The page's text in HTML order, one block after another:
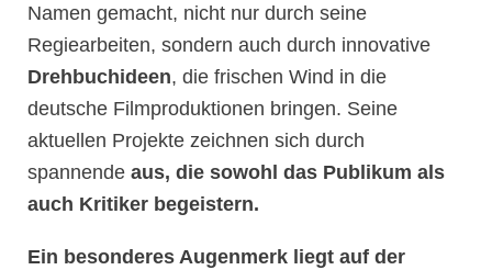
Namen gemacht, nicht nur durch seine
Regiearbeiten, sondern auch durch innovative
Drehbuchideen, die frischen Wind in die
deutsche Filmproduktionen bringen. Seine
aktuellen Projekte zeichnen sich durch
spannende aus, die sowohl das Publikum als
auch Kritiker begeistern.
Ein besonderes Augenmerk liegt auf der